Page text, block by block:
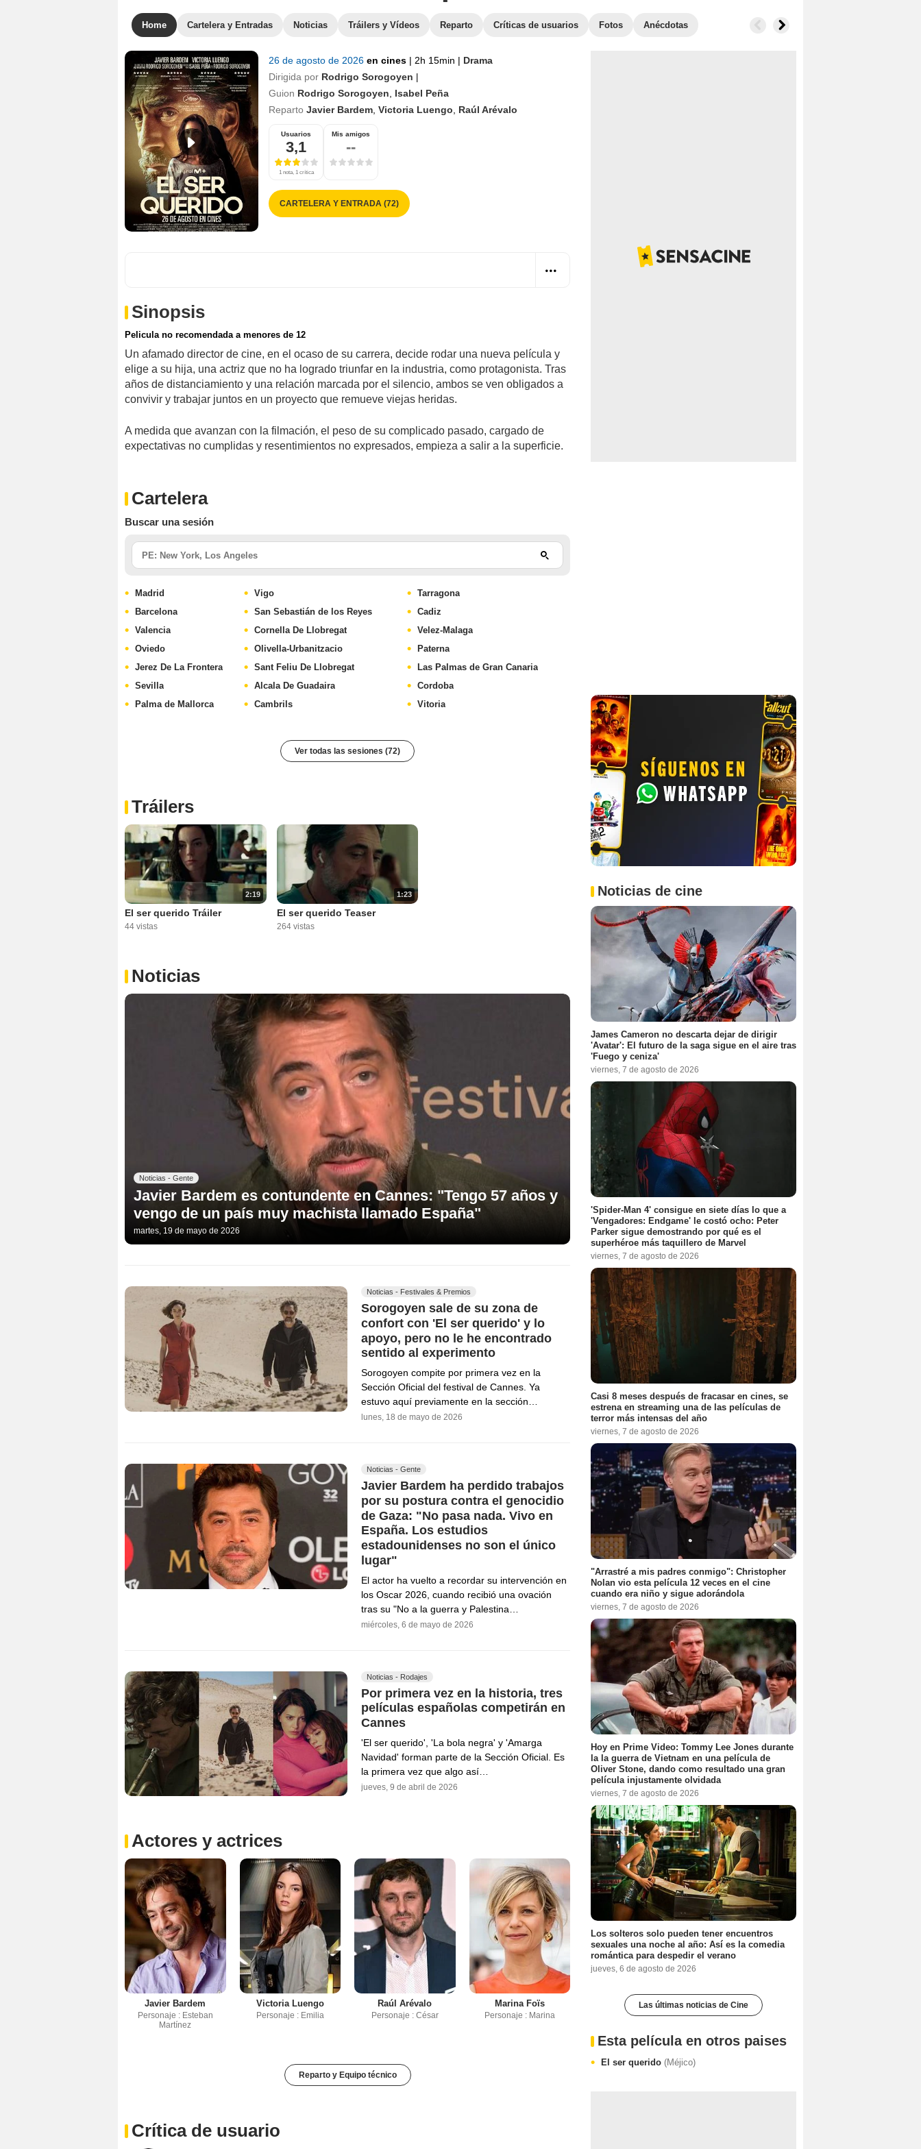
Home Cartelera y Entradas Noticias Tráilers y Vídeos Reparto Críticas de usuarios Fotos Anécdotas
26 de agosto de 2026 en cines | 2h 15min | Drama
Dirigida por Rodrigo Sorogoyen
Guion Rodrigo Sorogoyen
Isabel Peña
Reparto Javier Bardem Victoria Luengo Raúl Arévalo
Usuarios
3,1
1 nota, 1 crítica
Mis amigos
--
CARTELERA Y ENTRADA (72)
Sinopsis
Pelicula no recomendada a menores de 12
Un afamado director de cine, en el ocaso de su carrera, decide rodar una nueva película y
elige a su hija, una actriz que no ha logrado triunfar en la industria, como protagonista. Tras
años de distanciamiento y una relación marcada por el silencio, ambos se ven obligados a
convivir y trabajar juntos en un proyecto que remueve viejas heridas.
A medida que avanzan con la filmación, el peso de su complicado pasado, cargado de
expectativas no cumplidas y resentimientos no expresados, empieza a salir a la superficie.
Cartelera
Buscar una sesión
Madrid
Barcelona
Valencia
Oviedo
Jerez De La Frontera
Sevilla
Palma de Mallorca
Vigo
San Sebastián de los Reyes
Cornella De Llobregat
Olivella-Urbanitzacio
Sant Feliu De Llobregat
Alcala De Guadaira
Cambrils
Tarragona
Cadiz
Velez-Malaga
Paterna
Las Palmas de Gran Canaria
Cordoba
Vitoria
Ver todas las sesiones (72)
Tráilers
2:19
El ser querido Tráiler
44 vistas
1:23
El ser querido Teaser
264 vistas
Noticias
Noticias - Gente
Javier Bardem es contundente en Cannes: "Tengo 57 años y
vengo de un país muy machista llamado España"
martes, 19 de mayo de 2026
Noticias - Festivales & Premios
Sorogoyen sale de su zona de
confort con 'El ser querido' y lo
apoyo, pero no le he encontrado
sentido al experimento
Sorogoyen compite por primera vez en la
Sección Oficial del festival de Cannes. Ya
estuvo aquí previamente en la sección…
lunes, 18 de mayo de 2026
Noticias - Gente
Javier Bardem ha perdido trabajos
por su postura contra el genocidio
de Gaza: "No pasa nada. Vivo en
España. Los estudios
estadounidenses no son el único
lugar"
El actor ha vuelto a recordar su intervención en
los Oscar 2026, cuando recibió una ovación
tras su "No a la guerra y Palestina…
miércoles, 6 de mayo de 2026
Noticias - Rodajes
Por primera vez en la historia, tres
películas españolas competirán en
Cannes
'El ser querido', 'La bola negra' y 'Amarga
Navidad' forman parte de la Sección Oficial. Es
la primera vez que algo así…
jueves, 9 de abril de 2026
Actores y actrices
Javier Bardem
Personaje : Esteban
Martínez
Victoria Luengo
Personaje : Emilia
Raúl Arévalo
Personaje : César
Marina Foïs
Personaje : Marina
Reparto y Equipo técnico
Crítica de usuario
Noticias de cine
James Cameron no descarta dejar de dirigir
'Avatar': El futuro de la saga sigue en el aire tras
'Fuego y ceniza'
viernes, 7 de agosto de 2026
'Spider-Man 4' consigue en siete días lo que a
'Vengadores: Endgame' le costó ocho: Peter
Parker sigue demostrando por qué es el
superhéroe más taquillero de Marvel
viernes, 7 de agosto de 2026
Casi 8 meses después de fracasar en cines, se
estrena en streaming una de las películas de
terror más intensas del año
viernes, 7 de agosto de 2026
"Arrastré a mis padres conmigo": Christopher
Nolan vio esta película 12 veces en el cine
cuando era niño y sigue adorándola
viernes, 7 de agosto de 2026
Hoy en Prime Video: Tommy Lee Jones durante
la la guerra de Vietnam en una película de
Oliver Stone, dando como resultado una gran
película injustamente olvidada
viernes, 7 de agosto de 2026
Los solteros solo pueden tener encuentros
sexuales una noche al año: Así es la comedia
romántica para despedir el verano
jueves, 6 de agosto de 2026
Las últimas noticias de Cine
Esta película en otros paises
El ser querido (Méjico)